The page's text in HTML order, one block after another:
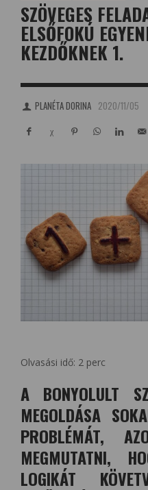
SZÖVEGES
ELSŐFOKÚ
KEZDŐKNEK 1.
PLANÉTA DORINA 2020/11/05
Olvasási idő: 2 perc
A BONYOLULT
MEGOLDÁSA
PROBLÉMÁT,
MEGMUTATNI,
LOGIKÁT